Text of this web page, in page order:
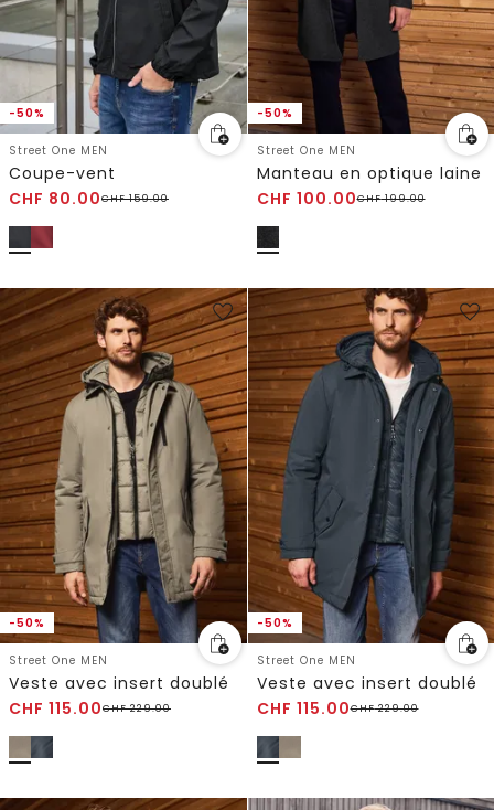
-50%
Street One MEN
Coupe-vent
CHF 80.00CHF159.00
-50%
Street One MEN
Manteau en optique laine
CHF 100.00CHF199.00
-50%
Street One MEN
Veste avec insert doublé
CHF 115.00CHF229.00
-50%
Street One MEN
Veste avec insert doublé
CHF 115.00CHF229.00